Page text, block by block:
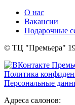
О нас
Вакансии
Подарочные
© ТЦ "Премьера"
Политика
Персональные
Адреса салонов: